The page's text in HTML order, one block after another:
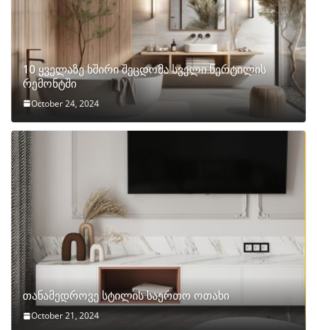
10 ყველაზე ხშირი შეცდომა სველი წერტილის
რემონტში
October 24, 2024
თანამედროვე სტილის საერთო ოთახი
October 21, 2024